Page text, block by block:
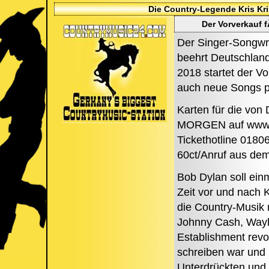
Die Country-Legende Kris
Der Vorverkauf
Der Singer-
beehrt
2018 startet der
auch neue Songs
Karten für die von
MORGEN auf
Tickethotline
60ct/Anruf aus
Bob Dylan soll
Zeit vor und nach
die Country-Musik
Johnny Cash,
Establishment
schreiben war